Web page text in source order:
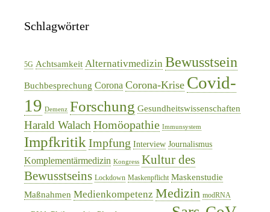
Schlagwörter
5G Achtsamkeit Alternativmedizin Bewusstsein
Buchbesprechung Corona Corona-Krise Covid-
19 Demenz Forschung Gesundheitswissenschaften
Harald Walach Homöopathie Immunsystem
Impfkritik Impfung Interview Journalismus
Komplementärmedizin Kongress Kultur des
Bewusstseins Lockdown Maskenpflicht Maskenstudie
Maßnahmen Medienkompetenz Medizin modRNA